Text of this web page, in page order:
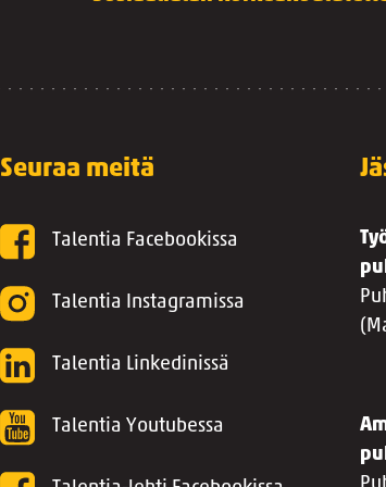
Seuraa meitä
Talentia Facebookissa
Talentia Instagramissa
Talentia Linkedinissä
Talentia Youtubessa